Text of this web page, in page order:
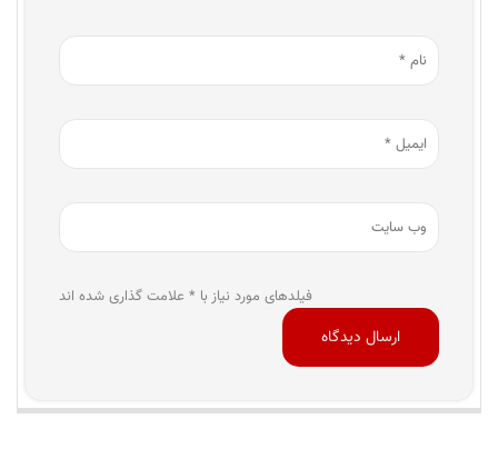
فیلدهای مورد نیاز با * علامت گذاری شده اند